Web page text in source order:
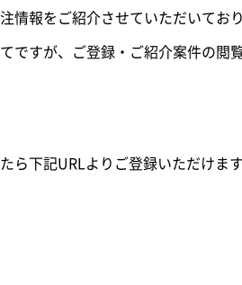
情報をご紹介させていただいており
ですが、ご登録・ご紹介案件の閲
ら下記URLよりご登録いただけま